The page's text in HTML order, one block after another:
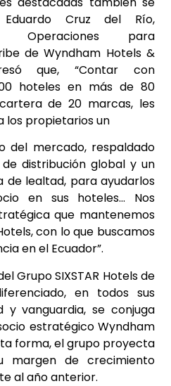
Cruz del Río,
Operaciones para
de Wyndham Hotels &
que, “Contar con
hoteles en más de 80
de 20 marcas, les
propietarios un
del mercado, respaldado
distribución global y un
de lealtad, para ayudarlos
en sus hoteles… Nos
que mantenemos
con lo que buscamos
en el Ecuador”.
Grupo SIXSTAR Hotels de
en todos sus
y vanguardia, se conjuga
estratégico Wyndham
forma, el grupo proyecta
margen de crecimiento
al año anterior.